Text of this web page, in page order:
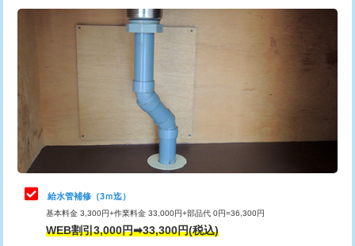
給水管工事※（ライニング鋼管・銅
管・ポリ管・HT管使用/3ｍ超え)
排水管工事（土の掘削・埋め戻し作
11,000円~
排水管工事（排水管工事/3ｍまで） 55,000円
排水管工事（追加 排水管工事/3ｍ超
マス交換（土の掘削・埋め戻し作業）
マス交換（深さ50㎝未満）
追加トーラー機使用/3m超え
33,000円
8,800円
止水・漏水調査・防水処理・清掃・修
理・調整・分解・加工など（軽作業）
11,000円
止水・漏水調査・防水処理・清掃・修
理・調整・分解・加工など（中作業）
止水・漏水調査・防水処理・清掃・修
理・調整・分解・加工など（重作業）
33,000円
給水管補修（3ｍ迄）
基本料金 3,300円+作業料金 33,000円+部品代 0円=36,300円
WEB割引3,000円➡33,300円(税込)